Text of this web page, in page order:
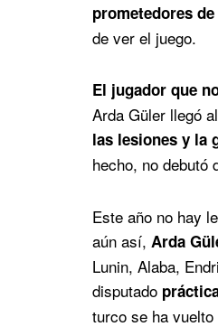
prometedores
de ver el juego.
El jugador que
Arda Güler llegó
las lesiones y la
hecho, no debutó
Este año no hay
aún así, Arda
Lunin, Alaba,
disputado
turco se ha